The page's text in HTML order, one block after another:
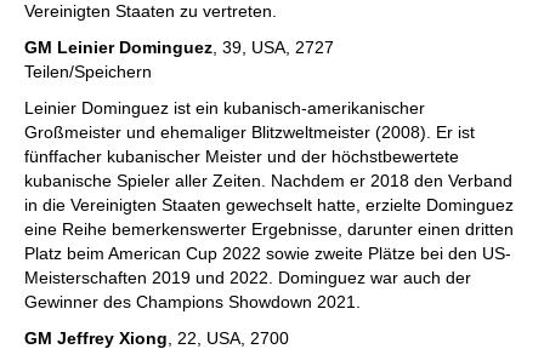
Vereinigten Staaten zu vertreten.
GM Leinier Dominguez , 39, USA, 2727
Teilen/Speichern
Leinier Dominguez ist ein kubanisch-amerikanischer
Großmeister und ehemaliger Blitzweltmeister (2008). Er ist
fünffacher kubanischer Meister und der höchstbewertete
kubanische Spieler aller Zeiten. Nachdem er 2018 den Verband
in die Vereinigten Staaten gewechselt hatte, erzielte Dominguez
eine Reihe bemerkenswerter Ergebnisse, darunter einen dritten
Platz beim American Cup 2022 sowie zweite Plätze bei den US-
Meisterschaften 2019 und 2022. Dominguez war auch der
Gewinner des Champions Showdown 2021.
GM Jeffrey Xiong , 22, USA, 2700